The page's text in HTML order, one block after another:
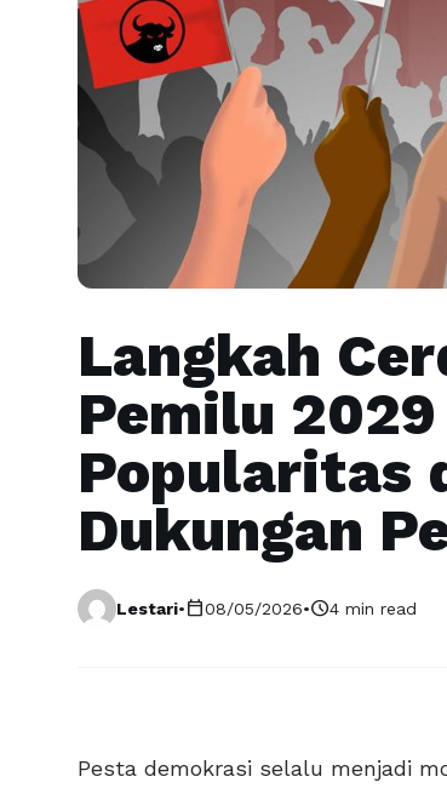
Langkah
Pemilu
Popularitas
Dukungan
Lestari•calendar_today08/05/2026•schedule4 min read
Pesta demokrasi selalu menjadi